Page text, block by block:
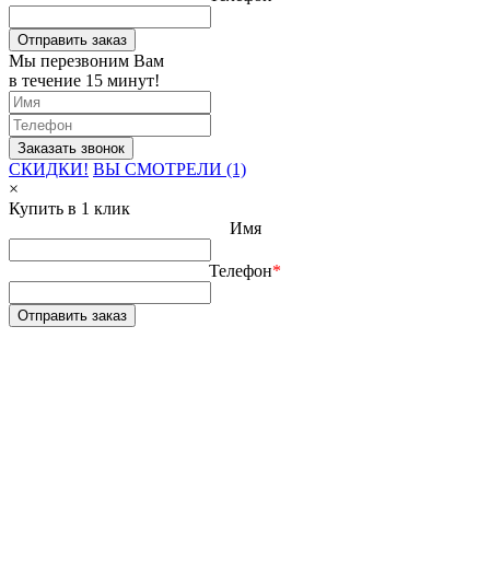
Отправить заказ
Мы перезвоним Вам
в течение 15 минут!
СКИДКИ! ВЫ СМОТРЕЛИ (1)
×
Купить в 1 клик
Имя
Телефон*
Отправить заказ